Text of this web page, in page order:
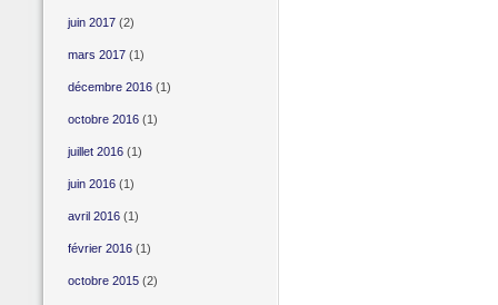
juin 2017(2)
mars 2017(1)
décembre 2016(1)
octobre 2016(1)
juillet 2016(1)
juin 2016(1)
avril 2016(1)
février 2016(1)
octobre 2015(2)